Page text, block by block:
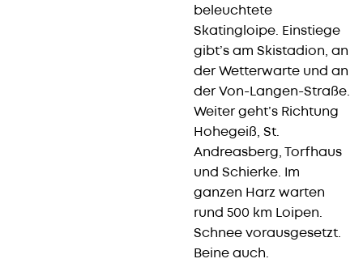
beleuchtete
Skatingloipe. Einstiege
gibt’s am Skistadion, an
der Wetterwarte und an
der Von-Langen-Straße.
Weiter geht’s Richtung
Hohegeiß, St.
Andreasberg, Torfhaus
und Schierke. Im
ganzen Harz warten
rund 500 km Loipen.
Schnee vorausgesetzt.
Beine auch.